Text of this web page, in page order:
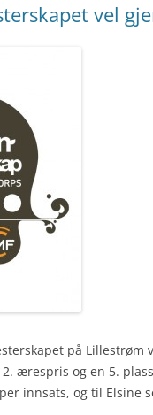
vel
på Lillestrøm
ærespris og en 5.
innsats, og til Elsine